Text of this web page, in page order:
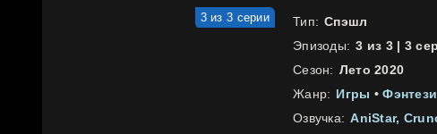
3 из 3 серии Тип: Спэшл
Эпизоды: 3 из 3 | 3
Сезон: Лето 2020
Жанр: Игры •Фэнтези
Озвучка: AniStar